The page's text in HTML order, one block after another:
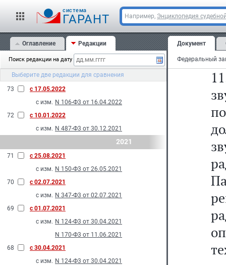
cистема
ГАРАНТ Например, Энциклопедия
Оглавление Редакции
Поиск редакции на дату
Выберите две редакции для сравнения
N 232-Ф3 от 28.06.2022
N 326-Ф3 от 14.07.2022
75
с 27.08.2022
с изм. N 150-Ф3 от 28.05.2022
74
с 14.07.2022
с изм. N 286-Ф3 от 14.07.2022
73
с 17.05.2022
с изм. N 106-Ф3 от 16.04.2022
72
с 10.01.2022
с изм. N 487-Ф3 от 30.12.2021
2021
71
с 25.08.2021
с изм. N 150-Ф3 от 26.05.2021
70
с 02.07.2021
с изм. N 347-Ф3 от 02.07.2021
69
с 01.07.2021
с изм. N 124-Ф3 от 30.04.2021
N 170-Ф3 от 11.06.2021
68
с 30.04.2021
с изм. N 124-Ф3 от 30.04.2021
Документ